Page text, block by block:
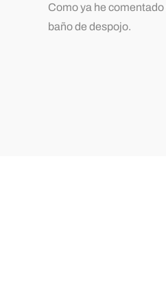
Como ya he
baño de despojo.